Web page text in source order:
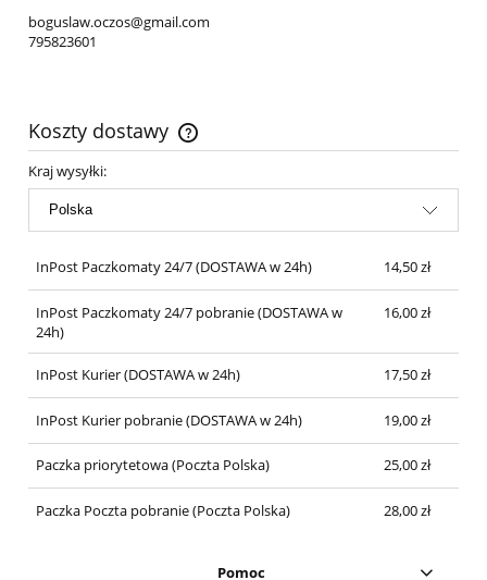
boguslaw.oczos@gmail.com
795823601
Koszty dostawy
Cena nie zawiera ewentualnych kosztów płatności
Kraj wysyłki:
InPost Paczkomaty 24/7(DOSTAWA w 24h) 14,50 zł
InPost Paczkomaty 24/7 pobranie(DOSTAWA w
24h)
16,00 zł
InPost Kurier(DOSTAWA w 24h) 17,50 zł
InPost Kurier pobranie(DOSTAWA w 24h) 19,00 zł
Paczka priorytetowa(Poczta Polska) 25,00 zł
Paczka Poczta pobranie(Poczta Polska) 28,00 zł
Pomoc